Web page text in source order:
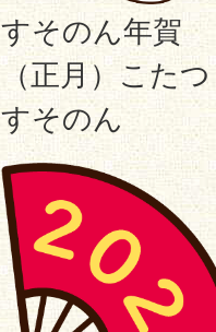
すそのん年賀
（正月）こたつ
すそのん